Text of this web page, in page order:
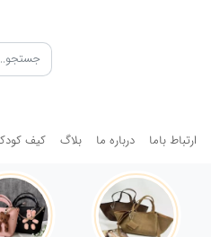
ارتباط باما درباره ما بلاگ کیف